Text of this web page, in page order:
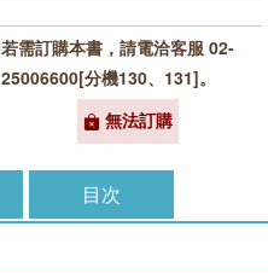
若需訂購本書，請電洽客服 02-
25006600[分機130、131]。
無法訂購
目次